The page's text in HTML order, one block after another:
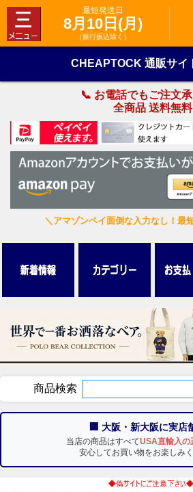
最短発送日
8月10日(月)
（銀行振込除く）
CHEAPTOCK 通販サイ
📞 お電話でもご注文
全商品 送料無料
＼アマゾンペイ面倒な入力なし！最
商品検索
🏢 大阪・新大阪に実店
当店の商品はすべてUSA直輸入の
安心してお買い物をお楽しみく